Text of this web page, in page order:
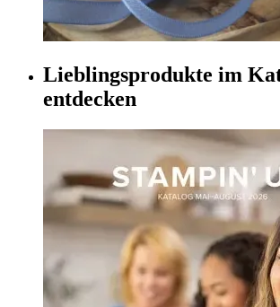
Lieblingsprodukte im
entdecken